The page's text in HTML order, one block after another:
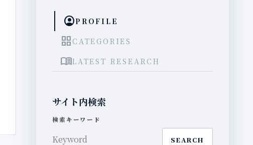
account_circlePROFILE
grid_view CATEGORIES
menu_bookLATEST RESEARCH
サイト内検索
検索キーワード
SEARCH